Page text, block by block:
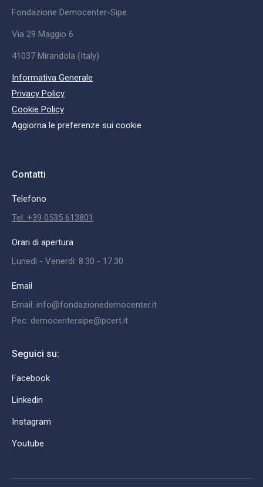
Fondazione Democenter-Sipe
Via 29 Maggio 6
41037 Mirandola (Italy)
Informativa Generale
Privacy Policy
Cookie Policy
Aggiorna le preferenze sui cookie
Contatti
Telefono
Tel: +39 0535 613801
Orari di apertura
Lunedì - Venerdì: 8.30 - 17.30
Email
Email: info@fondazionedemocenter.it
Pec: democentersipe@pcert.it
Seguici su:
Facebook
Linkedin
Instagram
Youtube